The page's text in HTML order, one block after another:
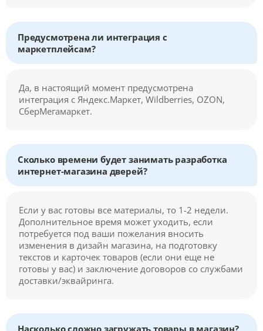
Предусмотрена ли интеграция с
маркетплейсам?
Да, в настоящий момент предусмотрена
интеграция с Яндекс.Маркет, Wildberries, OZON,
СберМегамаркет.
Сколько времени будет занимать разработка
интернет-магазина дверей?
Если у вас готовы все материалы, то 1-2 недели.
Дополнительное время может уходить, если
потребуется под ваши пожелания вносить
изменения в дизайн магазина, на подготовку
текстов и карточек товаров (если они еще не
готовы у вас) и заключение договоров со службами
доставки/эквайринга.